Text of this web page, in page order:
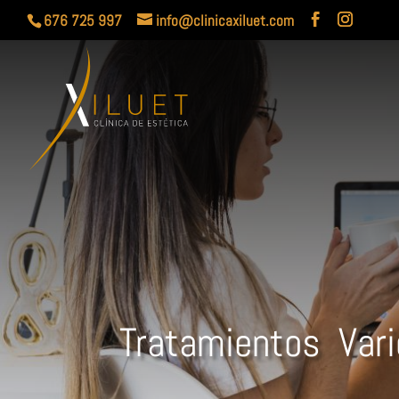
676 725 997 info@clinicaxiluet.com
Tratamientos